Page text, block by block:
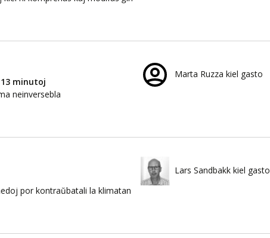
minutoj
neinversebla
Marta Ruzza kiel gasto
por kontraŭbatali la klimatan
Lars Sandbakk kiel gasto